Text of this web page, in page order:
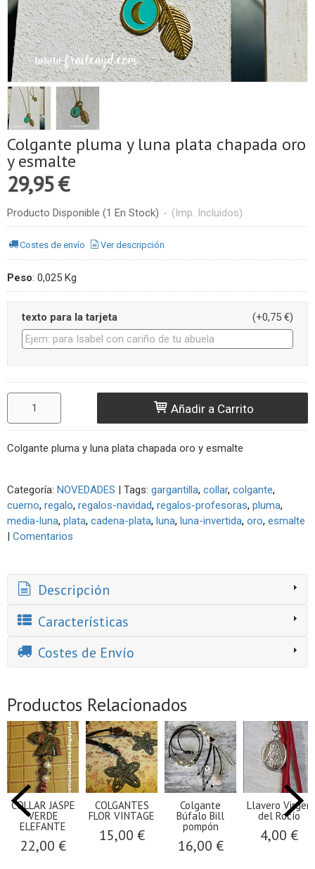
Colgante pluma y luna plata chapada oro
y esmalte
29,95 €
Producto Disponible (1 En Stock) - (Imp. Incluidos)
Costes de envío Ver descripción
Peso: 0,025 Kg
texto para la tarjeta (+0,75 €)
Añadir a Carrito
Colgante pluma y luna plata chapada oro y esmalte
Categoría: NOVEDADES | Tags: gargantilla collar colgante
cuerno regalo regalos-navidad regalos-profesoras pluma
media-luna plata cadena-plata luna luna-invertida oro esmalte
| Comentarios
Descripción
Características
Costes de Envío
Productos Relacionados
COLLAR JASPE
VERDE
ELEFANTE
22,00 €
COLGANTES
FLOR VINTAGE
15,00 €
Colgante
Búfalo Bill
pompón
16,00 €
Llavero Virgen
del Rocío
4,00 €